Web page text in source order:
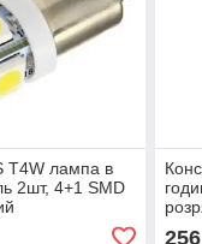
T4W лампа в
2шт, 4+1 SMD
256